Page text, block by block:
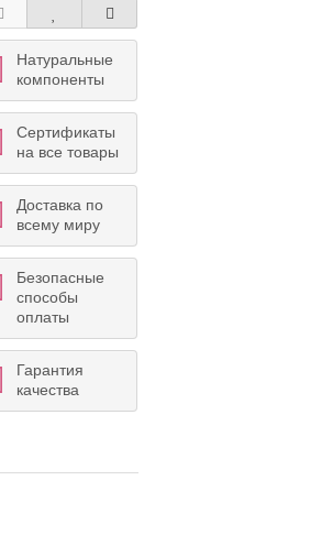
Натуральные
компоненты
Сертификаты
на все товары
Доставка по
всему миру
Безопасные
способы
оплаты
Гарантия
качества